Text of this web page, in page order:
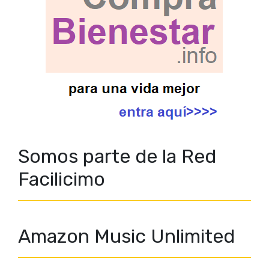
Somos parte de la Red
Facilicimo
Amazon Music Unlimited